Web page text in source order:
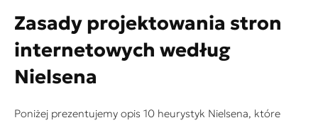
Zasady projektowania stron
internetowych według
Nielsena
Poniżej prezentujemy opis 10 heurystyk Nielsena, które